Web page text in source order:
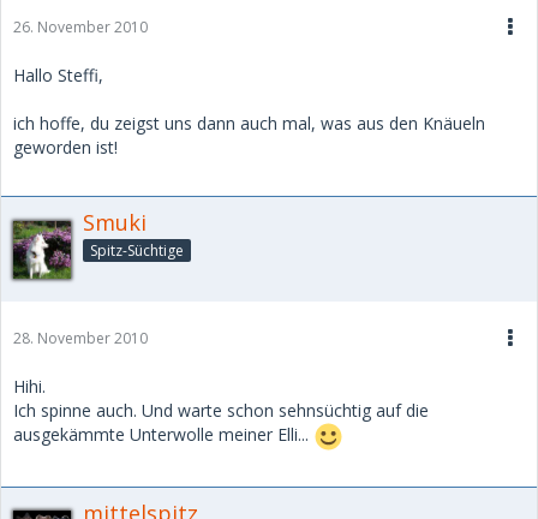
26. November 2010
Hallo Steffi,
ich hoffe, du zeigst uns dann auch mal, was aus den Knäueln
geworden ist!
Smuki
Spitz-Süchtige
28. November 2010
Hihi.
Ich spinne auch. Und warte schon sehnsüchtig auf die
ausgekämmte Unterwolle meiner Elli...
mittelspitz